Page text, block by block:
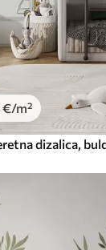
€/m²